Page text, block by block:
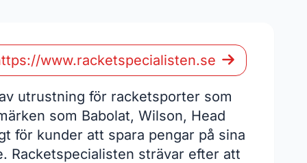
www.racketspecialisten.se
utrustning för racketsporter som
som Babolat, Wilson, Head
för kunder att spara pengar på sina
Racketspecialisten strävar efter att